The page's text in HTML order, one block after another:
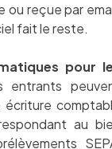
ou reçue par
fait le reste.
pour
entrants
écriture
au